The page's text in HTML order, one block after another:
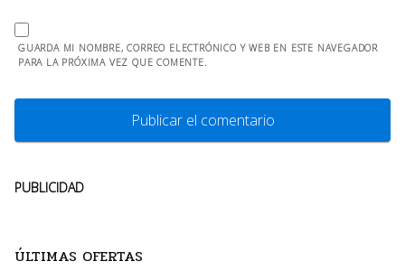
GUARDA MI NOMBRE, CORREO ELECTRÓNICO Y WEB EN ESTE NAVEGADOR
PARA LA PRÓXIMA VEZ QUE COMENTE.
PUBLICIDAD
ÚLTIMAS OFERTAS